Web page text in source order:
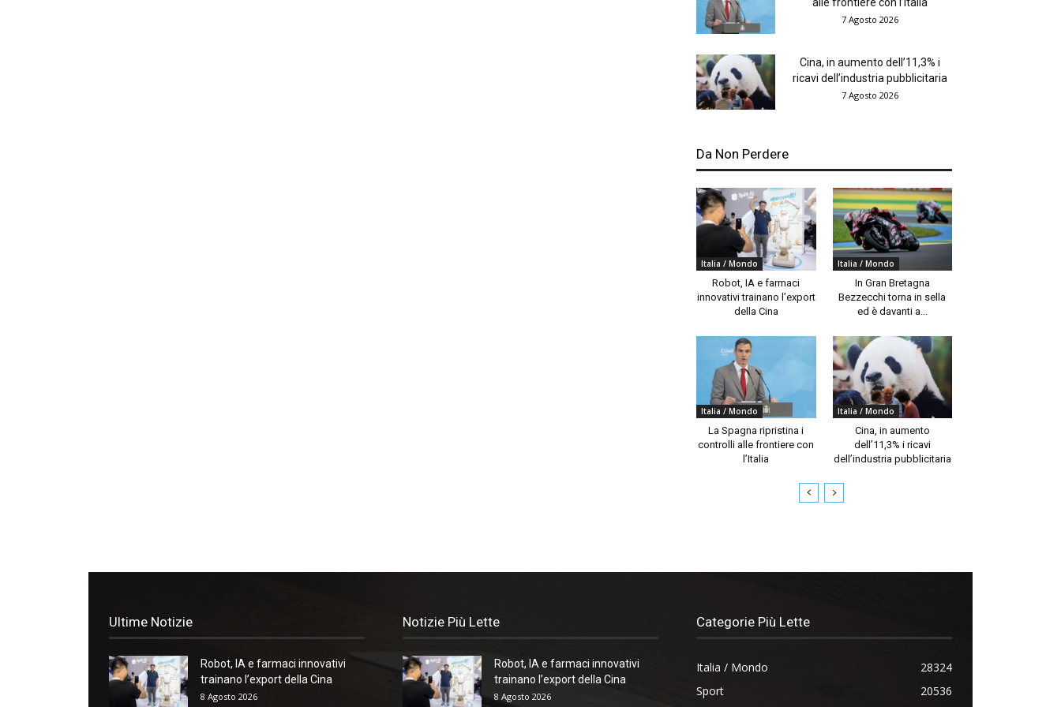
alle frontiere con l’Italia
7 Agosto 2026
Cina, in aumento dell’11,3% i
ricavi dell’industria pubblicitaria
7 Agosto 2026
Da Non Perdere
Italia / Mondo
Robot, IA e farmaci
innovativi trainano l’export
della Cina
Italia / Mondo
In Gran Bretagna
Bezzecchi torna in sella
ed è davanti a...
Italia / Mondo
La Spagna ripristina i
controlli alle frontiere con
l’Italia
Italia / Mondo
Cina, in aumento
dell’11,3% i ricavi
dell’industria pubblicitaria
Ultime Notizie
Robot, IA e farmaci innovativi
trainano l’export della Cina
8 Agosto 2026
Notizie Più Lette
Robot, IA e farmaci innovativi
trainano l’export della Cina
8 Agosto 2026
Categorie Più Lette
Italia / Mondo
28324
Sport
20536